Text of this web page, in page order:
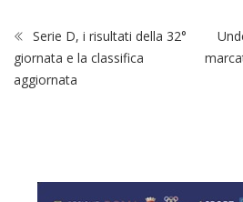
giornata e la classifica
aggiornata